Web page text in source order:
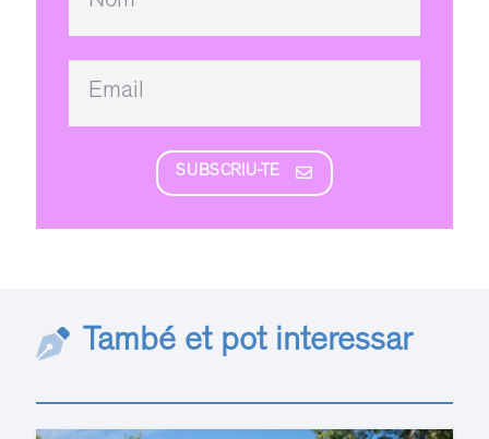
SUBSCRIU-TE
També et pot interessar